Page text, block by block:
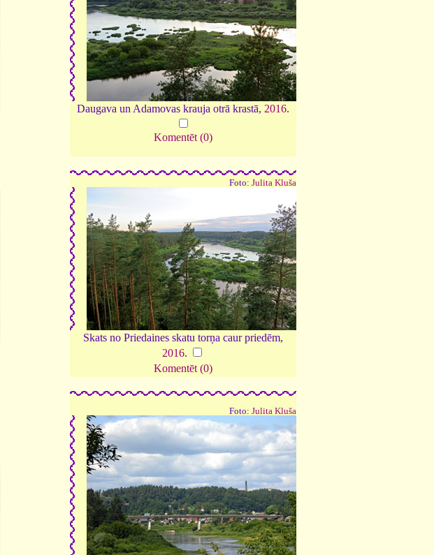
Daugava un Adamovas krauja otrā krastā, 2016.
Komentēt (0)
Foto: Julita Kluša
Skats no Priedaines skatu torņa caur priedēm,
2016.
Komentēt (0)
Foto: Julita Kluša